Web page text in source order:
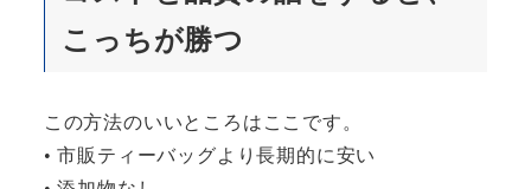
こっちが勝つ
この方法のいいところはここです。
• 市販ティーバッグより長期的に安い